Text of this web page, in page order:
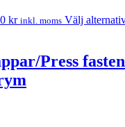
kr inkl. moms Välj
Press